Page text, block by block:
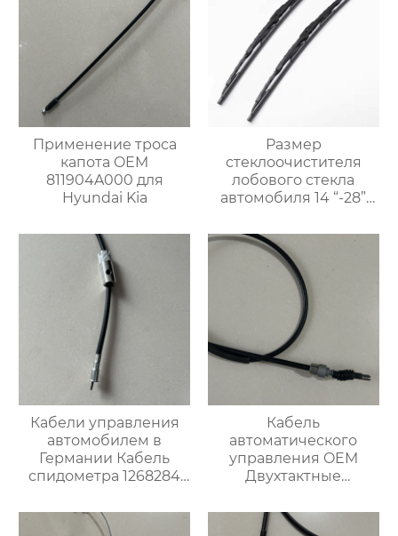
Применение троса
капота OEM
811904A000 для
Hyundai Kia
Размер
стеклоочистителя
лобового стекла
автомобиля 14 “-28”
производство
Силиконовая рама
Металлическая щетка
стеклоочистителя
Кабели управления
автомобилем в
Германии Кабель
спидометра 1268284
Кабель
автоматического
управления OEM
Двухтактные
609 721 E для VW